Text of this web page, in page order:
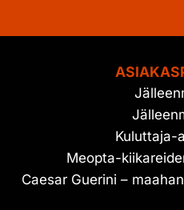
Kuluttaja-
Meopta-
Caesar Guerini –